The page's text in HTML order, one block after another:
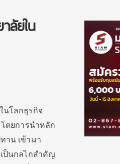
ลัยใน
นโลกธุรกิจ
ดยการนำหลัก
าน เข้ามา
ป็นกลไกสำคัญ